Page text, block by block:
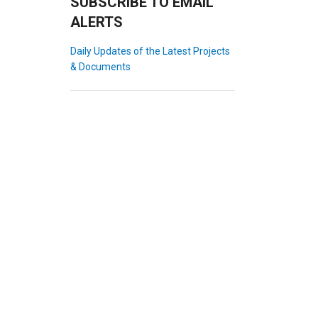
ALERTS
Daily Updates of the Latest Projects
& Documents